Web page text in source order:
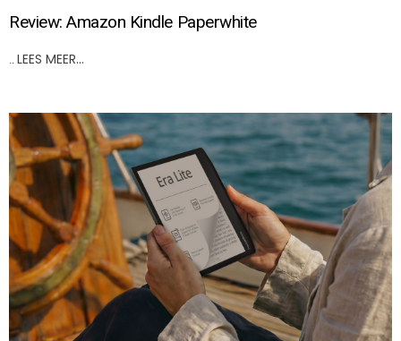
Review: Amazon Kindle Paperwhite
LEES MEER…